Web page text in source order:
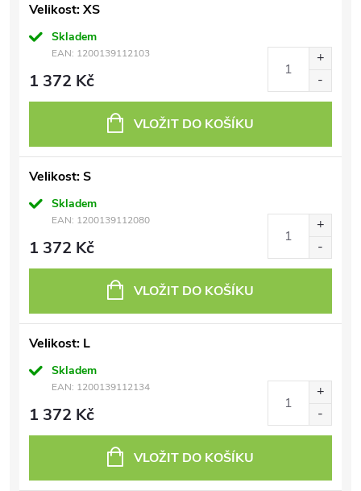
Velikost: XS
Skladem
EAN: 1200139112103
1 372 Kč
VLOŽIT DO KOŠÍKU
Velikost: S
Skladem
EAN: 1200139112080
1 372 Kč
VLOŽIT DO KOŠÍKU
Velikost: L
Skladem
EAN: 1200139112134
1 372 Kč
VLOŽIT DO KOŠÍKU